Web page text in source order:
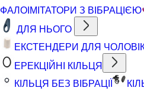
ФАЛОІМІТАТОРИ З ВІБРАЦІЄЮ
ДЛЯ НЬОГО
ЕКСТЕНДЕРИ ДЛЯ
ЕРЕКЦІЙНІ КІЛЬЦЯ
КІЛЬЦЯ БЕЗ ВІБРАЦІЇ